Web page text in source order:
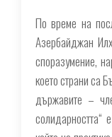
По време на
Азербайджан
споразумение,
което страни са
държавите –
солидарността“